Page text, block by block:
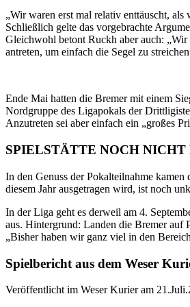
„Wir waren erst mal relativ enttäuscht,
Schließlich gelte das vorgebrachte
Gleichwohl betont Ruckh aber auch:
antreten, um einfach die Segel zu
Ende Mai hatten die Bremer mit einem
Nordgruppe des Ligapokals der
Anzutreten sei aber einfach ein „großes
SPIELSTÄTTE NOCH
In den Genuss der Pokalteilnahme
diesem Jahr ausgetragen wird, ist noch
In der Liga geht es derweil am 4.
aus. Hintergrund: Landen die Bremer auf
„Bisher haben wir ganz viel in den
Spielbericht aus dem Weser
Veröffentlicht im Weser Kurier am